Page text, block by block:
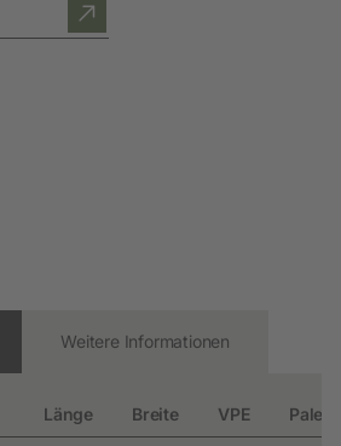
Länge Breite VPE
Weitere Informationen